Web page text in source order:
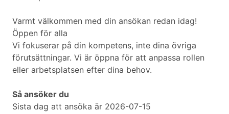
Varmt välkommen med din ansökan redan idag!
Öppen för alla
Vi fokuserar på din kompetens, inte dina övriga
förutsättningar. Vi är öppna för att anpassa rollen
eller arbetsplatsen efter dina behov.
Så ansöker du
Sista dag att ansöka är 2026-07-15